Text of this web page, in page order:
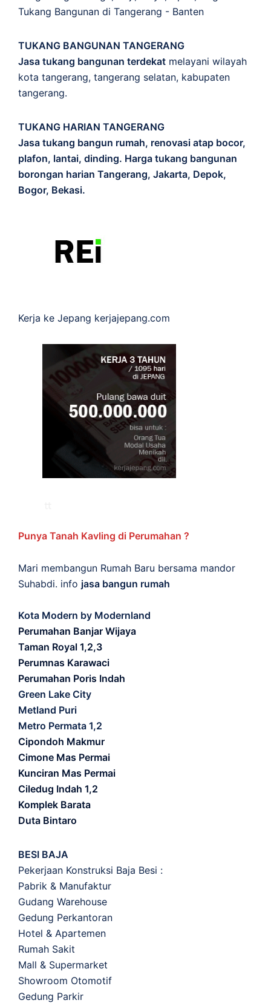
Tukang Bangunan di Tangerang - Banten
TUKANG BANGUNAN TANGERANG
Jasa tukang bangunan terdekat melayani wilayah
kota tangerang, tangerang selatan, kabupaten
tangerang.
TUKANG HARIAN TANGERANG
Jasa tukang bangun rumah, renovasi atap bocor,
plafon, lantai, dinding. Harga tukang bangunan
borongan harian Tangerang, Jakarta, Depok,
Bogor, Bekasi.
Kerja ke Jepang kerjajepang.com
Punya Tanah Kavling di Perumahan ?
Mari membangun Rumah Baru bersama mandor
Suhabdi. info jasa bangun rumah
Kota Modern by Modernland
Perumahan Banjar Wijaya
Taman Royal 1,2,3
Perumnas Karawaci
Perumahan Poris Indah
Green Lake City
Metland Puri
Metro Permata 1,2
Cipondoh Makmur
Cimone Mas Permai
Kunciran Mas Permai
Ciledug Indah 1,2
Komplek Barata
Duta Bintaro
BESI BAJA
Pekerjaan Konstruksi Baja Besi :
Pabrik & Manufaktur
Gudang Warehouse
Gedung Perkantoran
Hotel & Apartemen
Rumah Sakit
Mall & Supermarket
Showroom Otomotif
Gedung Parkir